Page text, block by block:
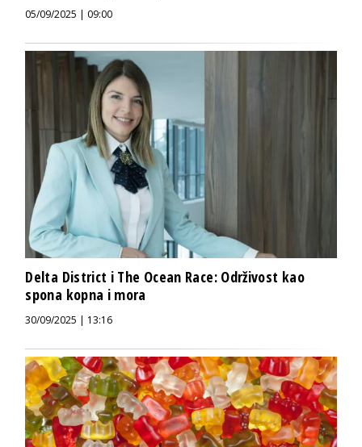
05/09/2025 | 09:00
Delta District i The Ocean Race: Održivost kao
spona kopna i mora
30/09/2025 | 13:16